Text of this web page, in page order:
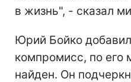
в жизнь", - сказал
Юрий Бойко
компромисс, по его
найден. Он